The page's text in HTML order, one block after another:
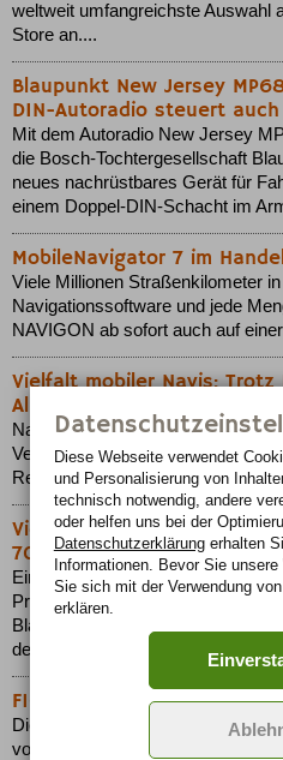
weltweit umfangreichste Auswahl
Store an....
Blaupunkt New Jersey
DIN-Autoradio steuert
Mit dem Autoradio New Jersey
die Bosch-Tochtergesellschaft
neues nachrüstbares Gerät für
einem Doppel-DIN-Schacht im
MobileNavigator 7 im
Viele Millionen Straßenkilometer
Navigationssoftware und jede
NAVIGON ab sofort auch auf
Vielfalt mobiler Navis:
Alleskönner
Navigationsgeräte wandeln sich
Verkehrsleitsystemen mit
Reiseführer....
Video-Navigation mit dem
700
Ein technisch besonders
Produkt bringt die Bosch-
Blaupunkt jetzt mit dem PND
den Markt....
F10 und Falk 2nd Edition
Die neueste Generation der
von Falk, das F10 und die Geräte
Diese Webseite verwendet
und Personalisierung von
technisch notwendig, andere
oder helfen uns bei der
Datenschutzerklärungerhalten
Informationen. Bevor Sie
Sie sich mit der Verwendung
erklären.